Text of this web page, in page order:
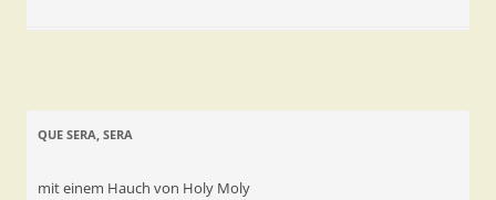
QUE SERA, SERA
mit einem Hauch von Holy Moly